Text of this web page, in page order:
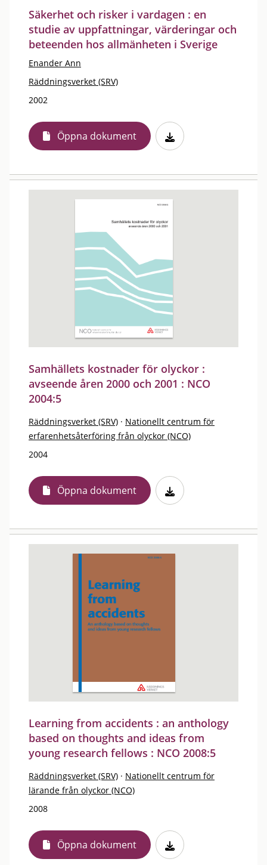
Säkerhet och risker i vardagen : en
studie av uppfattningar, värderingar och
beteenden hos allmänheten i Sverige
Enander Ann
Räddningsverket (SRV)
2002
Öppna dokument
Samhällets kostnader för olyckor :
avseende åren 2000 och 2001 : NCO
2004:5
Räddningsverket (SRV) · Nationellt centrum för
erfarenhetsåterföring från olyckor (NCO)
2004
Öppna dokument
Learning from accidents : an anthology
based on thoughts and ideas from
young research fellows : NCO 2008:5
Räddningsverket (SRV) · Nationellt centrum för
lärande från olyckor (NCO)
2008
Öppna dokument